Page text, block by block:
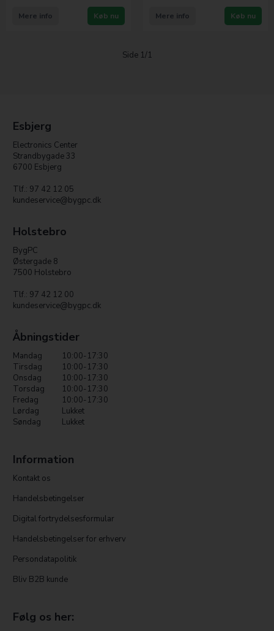
Køb nu
Mere info Køb nu
Mere info
Side 1/1
Esbjerg
Electronics Center
Strandbygade 33
6700 Esbjerg
Tlf.: 97 42 12 05
kundeservice@bygpc.dk
Holstebro
BygPC
Østergade 8
7500 Holstebro
Tlf.: 97 42 12 00
kundeservice@bygpc.dk
Åbningstider
Mandag
10:00-17:30
Tirsdag
10:00-17:30
Onsdag
10:00-17:30
Torsdag
10:00-17:30
Fredag
10:00-17:30
Lørdag
Lukket
Søndag
Lukket
Information
Kontakt os
Handelsbetingelser
Digital fortrydelsesformular
Handelsbetingelser for erhverv
Persondatapolitik
Bliv B2B kunde
Følg os her: